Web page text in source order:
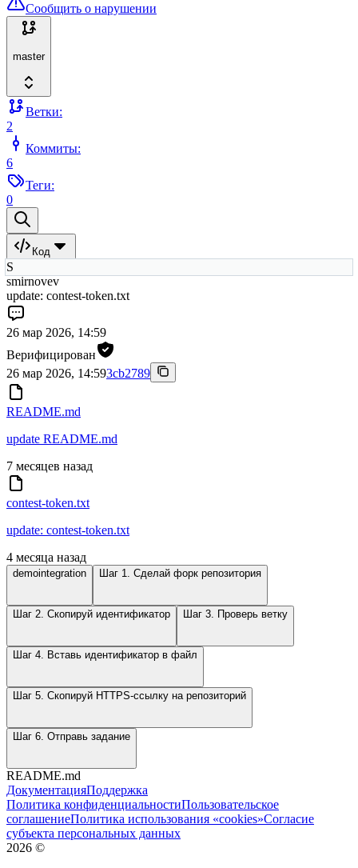
Сообщить о нарушении
master
Ветки:
2
Коммиты:
6
Теги:
0
Код
S
smirnovev
update: contest-token.txt
26 мар 2026, 14:59
Верифицирован
26 мар 2026, 14:593cb2789
README.md
update README.md
7 месяцев назад
contest-token.txt
update: contest-token.txt
4 месяца назад
demointegration Шаг 1. Сделай форк репозитория
Шаг 2. Скопируй идентификатор Шаг 3. Проверь ветку
Шаг 4. Вставь идентификатор в файл
Шаг 5. Скопируй HTTPS-ссылку на репозиторий
Шаг 6. Отправь задание
README.md
ДокументацияПоддержка
Политика конфиденциальностиПользовательское
соглашениеПолитика использования «cookies»Согласие
субъекта персональных данных
2026 ©